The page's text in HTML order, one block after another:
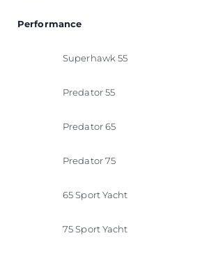
Performance
Superhawk 55
Predator 55
Predator 65
Predator 75
65 Sport Yacht
75 Sport Yacht